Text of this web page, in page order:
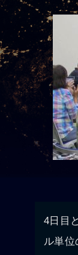
4日目
ル単